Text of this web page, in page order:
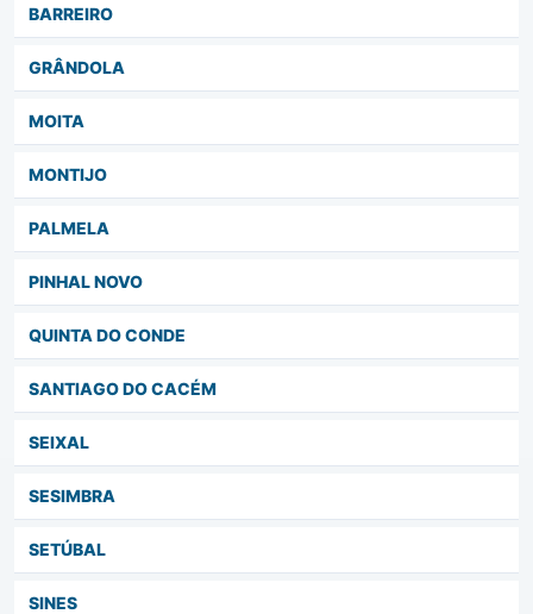
BARREIRO
GRÂNDOLA
MOITA
MONTIJO
PALMELA
PINHAL NOVO
QUINTA DO CONDE
SANTIAGO DO CACÉM
SEIXAL
SESIMBRA
SETÚBAL
SINES